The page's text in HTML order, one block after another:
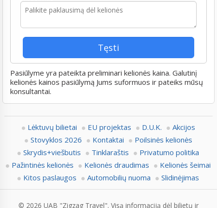
Pasiūlyme yra pateikta preliminari kelionės kaina. Galutinį
kelionės kainos pasiūlymą Jums suformuos ir pateiks mūsų
konsultantai.
Lėktuvų bilietai EU projektas D.U.K.
Akcijos
Stovyklos 2026
Kontaktai
Poilsinės kelionės
Skrydis+viešbutis
Tinklaraštis
Privatumo politika
Pažintinės kelionės
Kelionės draudimas
Kelionės šeimai
Kitos paslaugos
Automobilių nuoma Slidinėjimas
© 2026 UAB "Zigzag Travel". Visą informaciją dėl bilietų ir